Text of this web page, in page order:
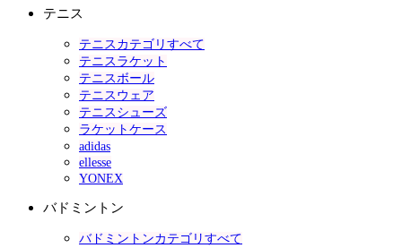
テニス
テニスカテゴリすべて
テニスラケット
テニスボール
テニスウェア
テニスシューズ
ラケットケース
adidas
ellesse
YONEX
バドミントン
バドミントンカテゴリすべて